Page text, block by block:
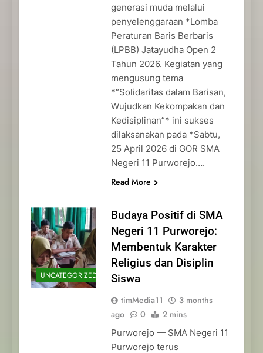
generasi muda melalui
penyelenggaraan *Lomba
Peraturan Baris Berbaris
(LPBB) Jatayudha Open 2
Tahun 2026. Kegiatan yang
mengusung tema
*”Solidaritas dalam Barisan,
Wujudkan Kekompakan dan
Kedisiplinan”* ini sukses
dilaksanakan pada *Sabtu,
25 April 2026 di GOR SMA
Negeri 11 Purworejo….
Read More
UNCATEGORIZED
Budaya Positif di SMA
Negeri 11 Purworejo:
Membentuk Karakter
Religius dan Disiplin
Siswa
timMedia11
3 months
ago
0 2 mins
Purworejo — SMA Negeri 11
Purworejo terus